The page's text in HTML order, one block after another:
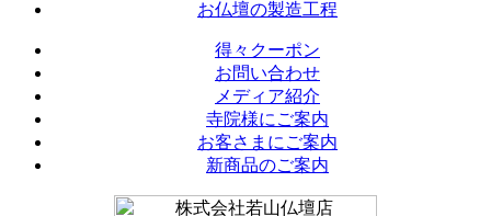
お仏壇の製造工程
得々クーポン
お問い合わせ
メディア紹介
寺院様にご案内
お客さまにご案内
新商品のご案内